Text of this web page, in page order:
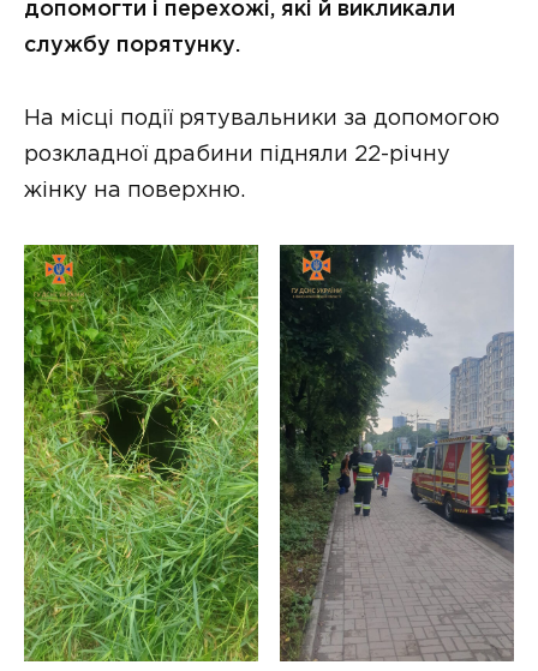
допомогти і перехожі, які й викликали
службу порятунку.
На місці події рятувальники за допомогою
розкладної драбини підняли 22-річну
жінку на поверхню.